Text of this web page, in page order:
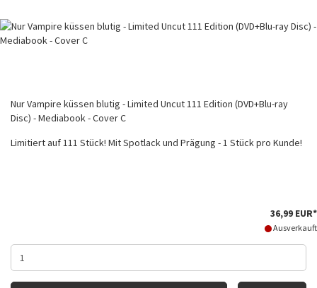
Nur Vampire küssen blutig - Limited Uncut 111 Edition (DVD+Blu-ray
Disc) - Mediabook - Cover C
Limitiert auf 111 Stück! Mit Spotlack und Prägung - 1 Stück pro Kunde!
36,99 EUR*
Ausverkauft